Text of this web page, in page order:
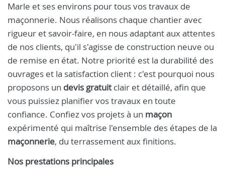
Marle et ses environs pour tous vos travaux de
maçonnerie. Nous réalisons chaque chantier avec
rigueur et savoir-faire, en nous adaptant aux attentes
de nos clients, qu'il s'agisse de construction neuve ou
de remise en état. Notre priorité est la durabilité des
ouvrages et la satisfaction client : c'est pourquoi nous
proposons un devis gratuitclair et détaillé, afin que
vous puissiez planifier vos travaux en toute
confiance. Confiez vos projets à un maçon
expérimenté qui maîtrise l'ensemble des étapes de la
maçonnerie, du terrassement aux finitions.
Nos prestations principales